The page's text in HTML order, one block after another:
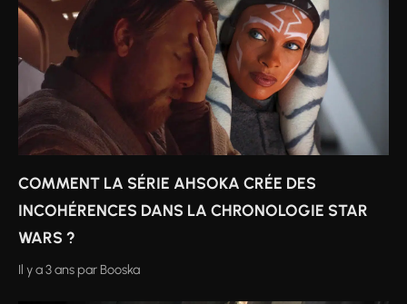
COMMENT LA SÉRIE AHSOKA CRÉE DES
INCOHÉRENCES DANS LA CHRONOLOGIE STAR
WARS ?
Il y a 3 ans par Booska